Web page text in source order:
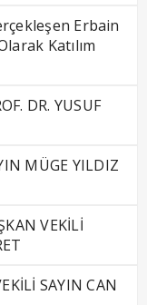
Erbain
Katılım
DR. YUSUF
MÜGE YILDIZ
VEKİLİ
SAYIN CAN